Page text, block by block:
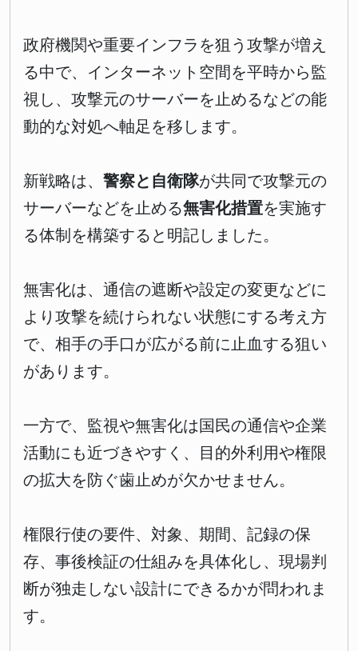
政府機関や重要インフラを狙う攻撃が増え
る中で、インターネット空間を平時から監
視し、攻撃元のサーバーを止めるなどの能
動的な対処へ軸足を移します。
新戦略は、 警察と自衛隊が共同で攻撃元の
サーバーなどを止める無害化措置を実施す
る体制を構築すると明記しました。
無害化は、通信の遮断や設定の変更などに
より攻撃を続けられない状態にする考え方
で、相手の手口が広がる前に止血する狙い
があります。
一方で、監視や無害化は国民の通信や企業
活動にも近づきやすく、目的外利用や権限
の拡大を防ぐ歯止めが欠かせません。
権限行使の要件、対象、期間、記録の保
存、事後検証の仕組みを具体化し、現場判
断が独走しない設計にできるかが問われま
す。